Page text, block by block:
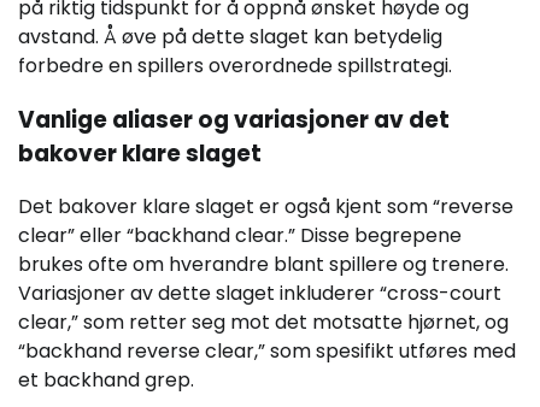
på riktig tidspunkt for å oppnå ønsket høyde og
avstand. Å øve på dette slaget kan betydelig
forbedre en spillers overordnede spillstrategi.
Vanlige aliaser og variasjoner av det
bakover klare slaget
Det bakover klare slaget er også kjent som “reverse
clear” eller “backhand clear.” Disse begrepene
brukes ofte om hverandre blant spillere og trenere.
Variasjoner av dette slaget inkluderer “cross-court
clear,” som retter seg mot det motsatte hjørnet, og
“backhand reverse clear,” som spesifikt utføres med
et backhand grep.